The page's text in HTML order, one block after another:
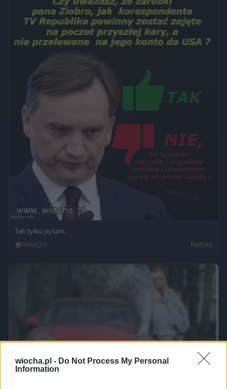
wiocha.pl - Do Not Process My Personal
Information
Tak tylko pytam,
3862 3 Polityka